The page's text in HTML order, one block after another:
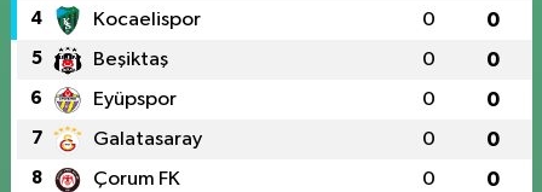
4 Kocaelispor 0 0
5 Beşiktaş 0 0
6 Eyüpspor 0 0
7 Galatasaray 0 0
8 Çorum FK 0 0